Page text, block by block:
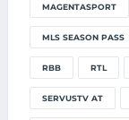
MAGENTASPORT
MLS SEASON PASS
RBB RTL
SERVUSTV AT